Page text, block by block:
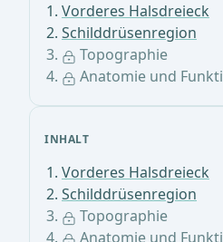
INHALT
Vorderes Halsdreieck
Schilddrüsenregion
Topographie
Anatomie und
Vorderes Halsdreieck
Schilddrüsenregion
Topographie
Anatomie und